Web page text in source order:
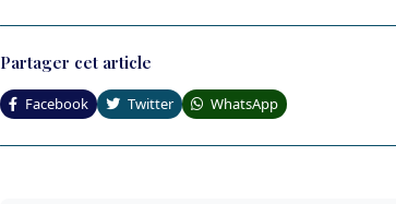
Partager cet article
Facebook Twitter WhatsApp